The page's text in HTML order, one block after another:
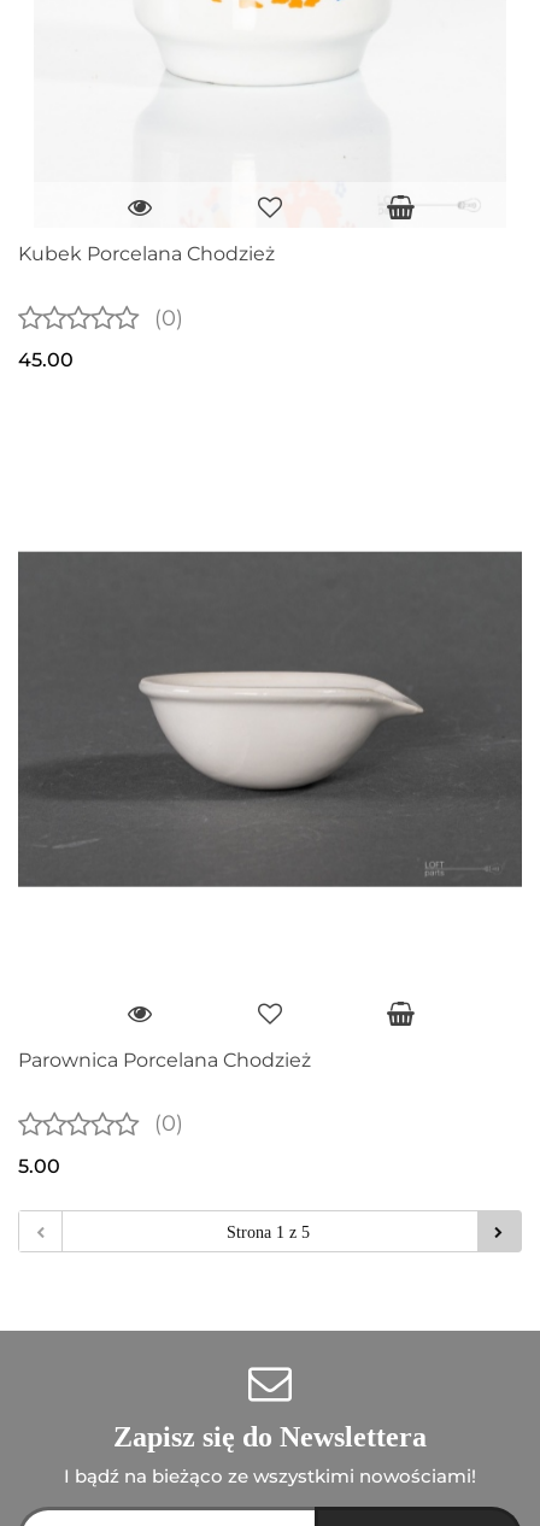
Kubek Porcelana Chodzież
(0)
45.00
Parownica Porcelana Chodzież
(0)
5.00
Zapisz się do Newslettera
I bądź na bieżąco ze wszystkimi nowościami!